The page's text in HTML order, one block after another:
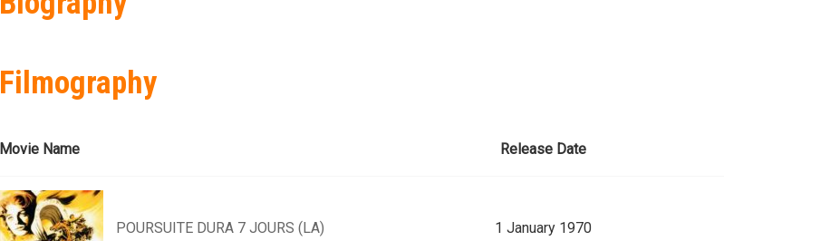
Filmography
Movie Name Release Date
POURSUITE DURA 7 JOURS (LA) 1 January 1970